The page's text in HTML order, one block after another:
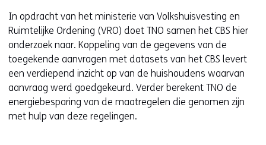
In opdracht van het ministerie van Volkshuisvesting en
Ruimtelijke Ordening (VRO) doet TNO samen het CBS hier
onderzoek naar. Koppeling van de gegevens van de
toegekende aanvragen met datasets van het CBS levert
een verdiepend inzicht op van de huishoudens waarvan
aanvraag werd goedgekeurd. Verder berekent TNO de
energiebesparing van de maatregelen die genomen zijn
met hulp van deze regelingen.